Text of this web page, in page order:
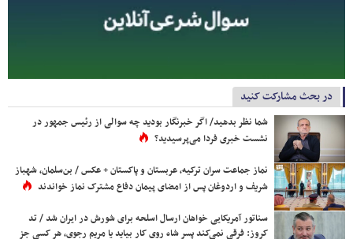
در بحث مشارکت کنید
شما نظر بدهید/ اگر خبرنگار بودید چه سوالی از رئیس جمهور در
نشست خبری فردا می‌پرسیدید؟
نماز جماعت سران ترکیه، عربستان و پاکستان + عکس / بن‌سلمان، شهباز
شریف و اردوغان پس از امضای پیمان دفاع مشترک نماز خواندند
سناتور آمریکایی خواهان ارسال اسلحه برای شورش در ایران شد / تد
کروز: فرقی نمی‌کند پسر شاه روی کار بیاید یا مریم رجوی، هر کسی جز